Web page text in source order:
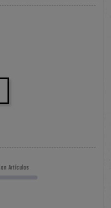
Artículos